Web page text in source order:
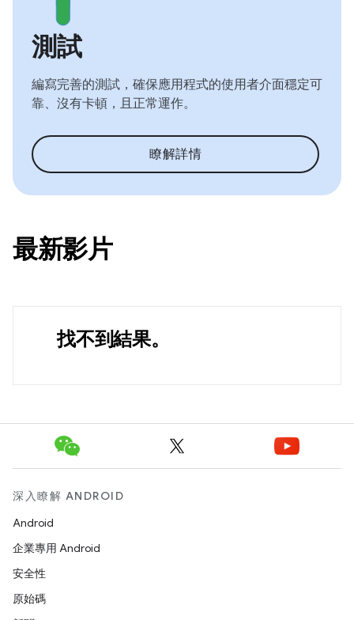
測試
編寫完善的測試，確保應用程式的使用者介面穩定可
靠、沒有卡頓，且正常運作。
瞭解詳情
最新影片
找不到結果。
深入瞭解 ANDROID
Android
企業專用 Android
安全性
原始碼